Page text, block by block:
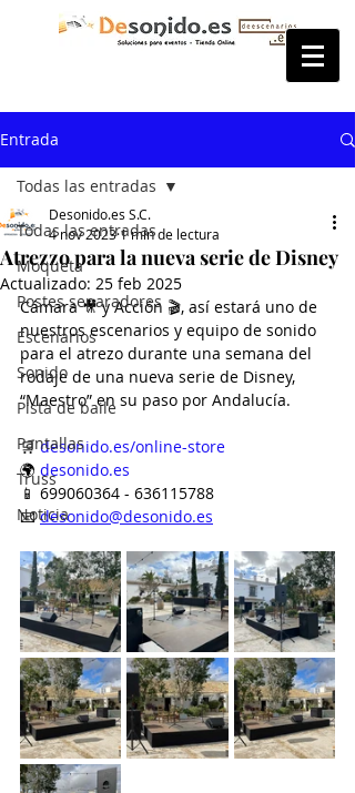
Entrada
Todas las entradas
Moqueta
Postes separadores
Escenarios
Sonido
Pista de baile
Pantallas
Truss
Noticia
Todas las entradas
Atrezzo para la nueva serie de Disney
Desonido.es S.C.
4 nov 20231 min de lectura
Actualizado: 25 feb 2025
Cámara 🎥 y Acción 🎬, así estará uno de
nuestros escenarios y equipo de sonido
para el atrezo durante una semana del
rodaje de una nueva serie de Disney,
“Maestro” en su paso por Andalucía.
🛒 desonido.es/online-store
🌍 desonido.es
📱 699060364 - 636115788
📧 desonido@desonido.es